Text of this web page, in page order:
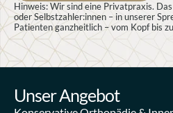
Hinweis: Wir sind eine Privatpraxis.
oder Selbstzahler:innen – in unserer
Patienten ganzheitlich – vom Kopf bis
Unser Angebot